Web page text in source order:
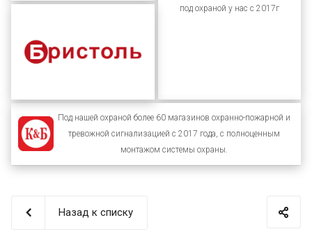
под охраной у нас с 2017г
Под нашей охраной более 60 магазинов охранно-пожарной и
тревожной сигнализацией с 2017 года, с полноценным
монтажом системы охраны.
Назад к списку